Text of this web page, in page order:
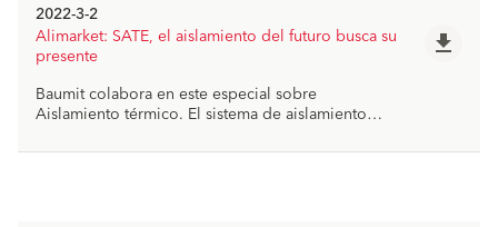
2022-3-2
Alimarket: SATE, el aislamiento del futuro busca su
presente
Baumit colabora en este especial sobre
Aislamiento térmico. El sistema de aislamiento
ganar cuota de mercado en un país dominado por
file_download